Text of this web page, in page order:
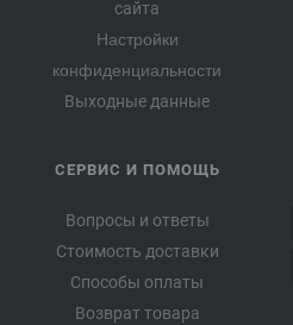
сайта
Настройки
конфиденциальности
Выходные данные
СЕРВИС И ПОМОЩЬ
Вопросы и ответы
Стоимость доставки
Способы оплаты
Возврат товара